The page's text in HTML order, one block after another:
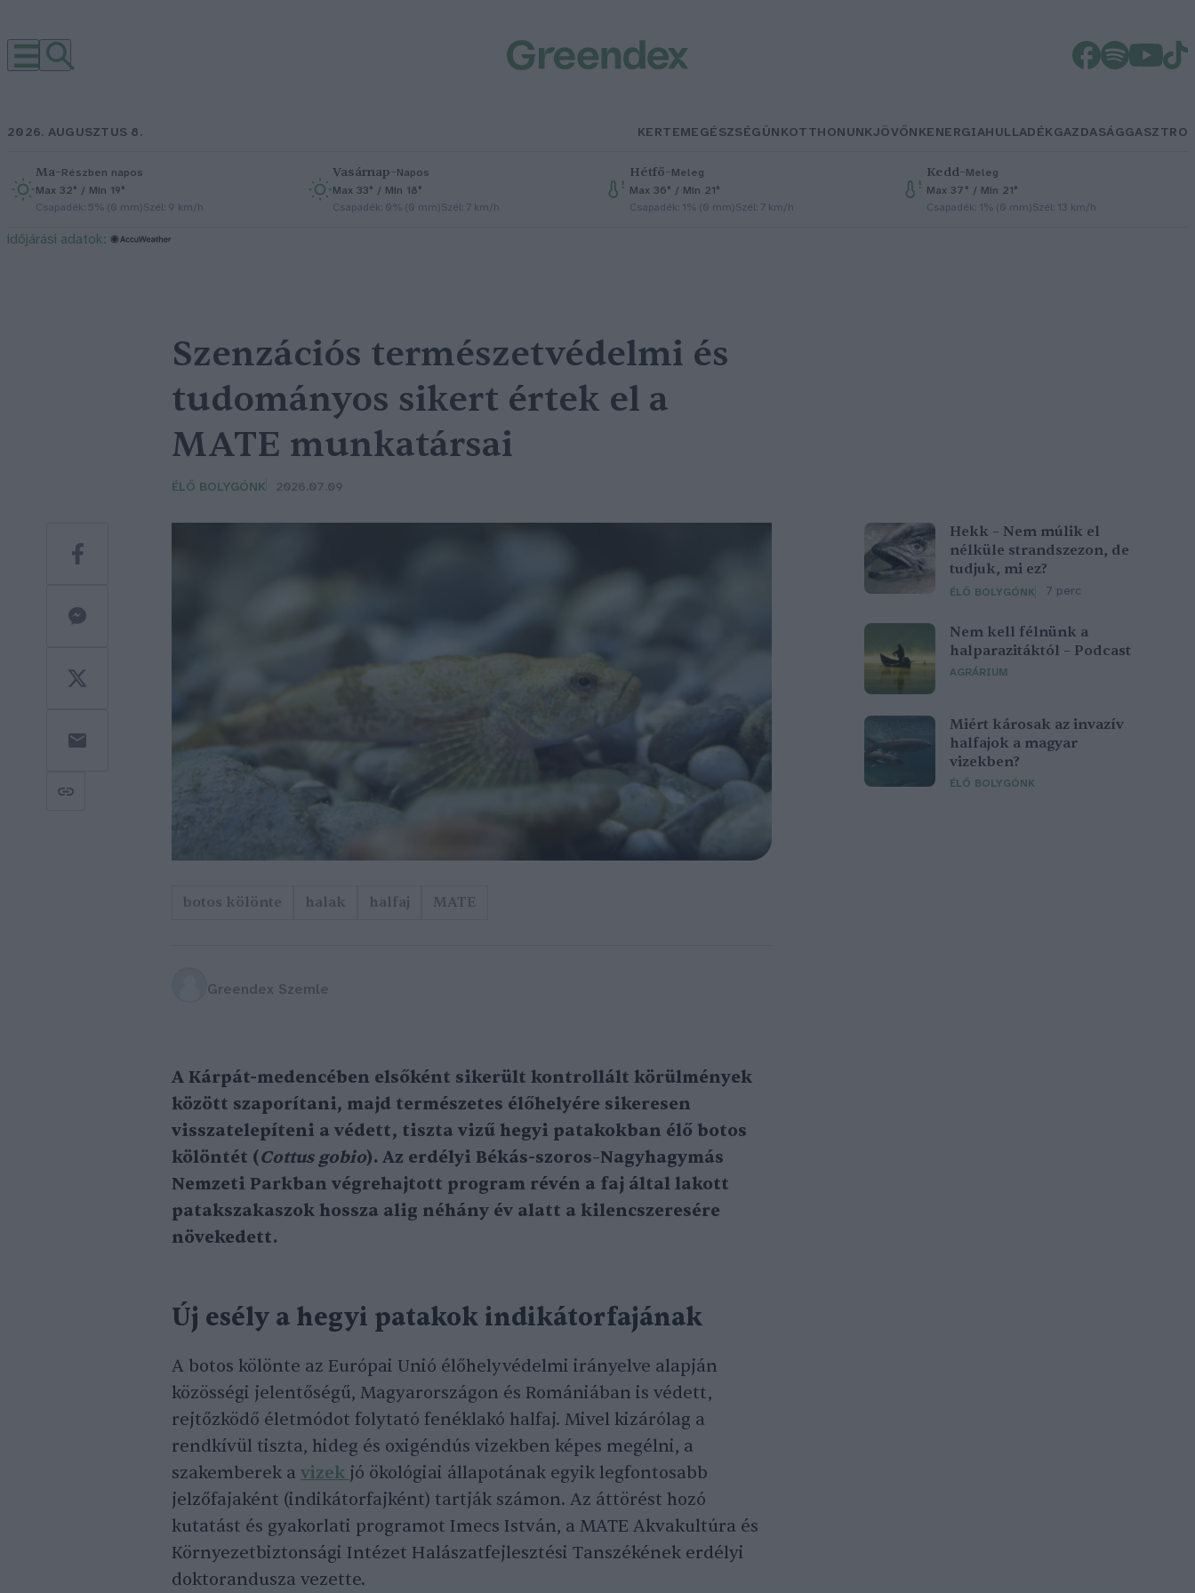
2026. AUGUSZTUS 8. KERTEMEGÉSZSÉGÜNKOTTHONUNKJÖVŐNKENERGIAHULLADÉKGAZDASÁGGASZTRO
Ma–Részben napos
Max 32° / Min 19°
Csapadék: 5% (0 mm)Szél: 9 km/h
Vasárnap–Napos
Max 33° / Min 18°
Csapadék: 0% (0 mm)Szél: 7 km/h
Hétfő–Meleg
Max 36° / Min 21°
Csapadék: 1% (0 mm)Szél: 7 km/h
Kedd–Meleg
Max 37° / Min 21°
Csapadék: 1% (0 mm)Szél: 13 km/h
időjárási adatok:
Hekk – Nem múlik el
nélküle strandszezon, de
tudjuk, mi ez?
ÉLŐ BOLYGÓNK 7 perc
Nem kell félnünk a
halparazitáktól – Podcast
AGRÁRIUM
Miért károsak az invazív
halfajok a magyar
vizekben?
ÉLŐ BOLYGÓNK
Szenzációs természetvédelmi és
tudományos sikert értek el a
MATE munkatársai
ÉLŐ BOLYGÓNK 2026.07.09
botos kölönte halak halfaj MATE
Greendex Szemle
A Kárpát-medencében elsőként sikerült kontrollált körülmények
között szaporítani, majd természetes élőhelyére sikeresen
visszatelepíteni a védett, tiszta vizű hegyi patakokban élő botos
kölöntét (Cottus gobio). Az erdélyi Békás-szoros–Nagyhagymás
Nemzeti Parkban végrehajtott program révén a faj által lakott
patakszakaszok hossza alig néhány év alatt a kilencszeresére
növekedett.
Új esély a hegyi patakok indikátorfajának
A botos kölönte az Európai Unió élőhelyvédelmi irányelve alapján
közösségi jelentőségű, Magyarországon és Romániában is védett,
rejtőzködő életmódot folytató fenéklakó halfaj. Mivel kizárólag a
rendkívül tiszta, hideg és oxigéndús vizekben képes megélni, a
szakemberek a vizek jó ökológiai állapotának egyik legfontosabb
jelzőfajaként (indikátorfajként) tartják számon. Az áttörést hozó
kutatást és gyakorlati programot Imecs István, a MATE Akvakultúra és
Környezetbiztonsági Intézet Halászatfejlesztési Tanszékének erdélyi
doktorandusza vezette.